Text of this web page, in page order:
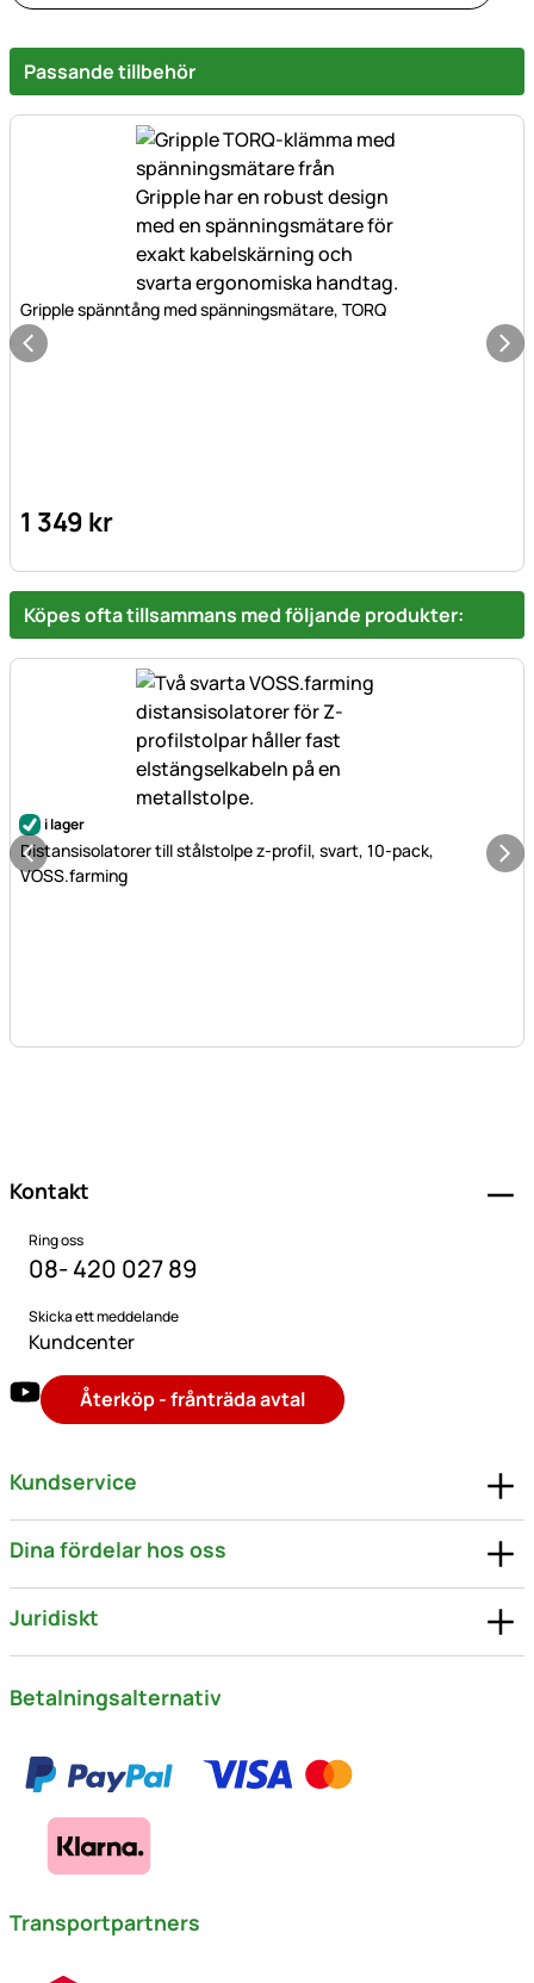
Passande tillbehör
Gripple spänntång med spänningsmätare, TORQ
1 349 kr
Köpes ofta tillsammans med följande produkter:
i lager
Distansisolatorer till stålstolpe z-profil, svart, 10-pack,
VOSS.farming
Kontakt
Ring oss
08- 420 027 89
Skicka ett meddelande
Kundcenter
Återköp - frånträda avtal
Kundservice
Dina fördelar hos oss
Juridiskt
Betalningsalternativ
Transportpartners